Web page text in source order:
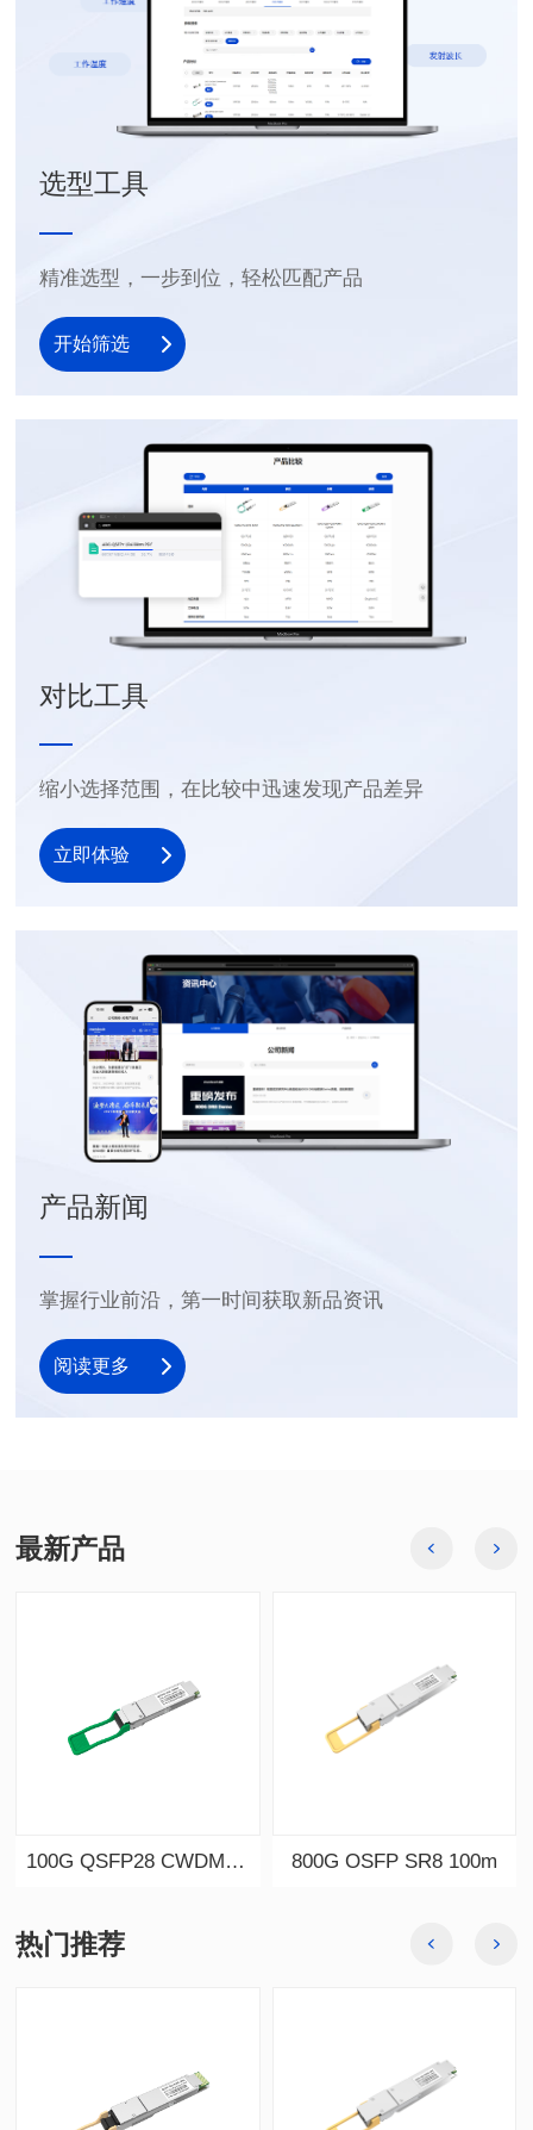
选型工具
精准选型，一步到位，轻松匹配产品
开始筛选
对比工具
缩小选择范围，在比较中迅速发现产品差异
立即体验
产品新闻
掌握行业前沿，第一时间获取新品资讯
阅读更多
最新产品
100G QSFP28 CWDM4 2km 800G OSFP SR8 100m
热门推荐